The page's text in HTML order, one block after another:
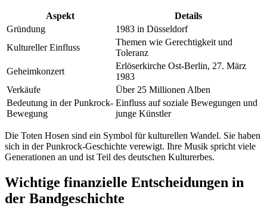
Aspekt
Details
Gründung
1983 in Düsseldorf
Kultureller Einfluss
Themen wie Gerechtigkeit und
Toleranz
Geheimkonzert
Erlöserkirche Ost-Berlin, 27. März
1983
Verkäufe
Über 25 Millionen Alben
Bedeutung in der Punkrock-
Bewegung
Einfluss auf soziale Bewegungen und
junge Künstler
Die Toten Hosen sind ein Symbol für kulturellen Wandel. Sie haben
sich in der Punkrock-Geschichte verewigt. Ihre Musik spricht viele
Generationen an und ist Teil des deutschen Kulturerbes.
Wichtige finanzielle Entscheidungen in
der Bandgeschichte